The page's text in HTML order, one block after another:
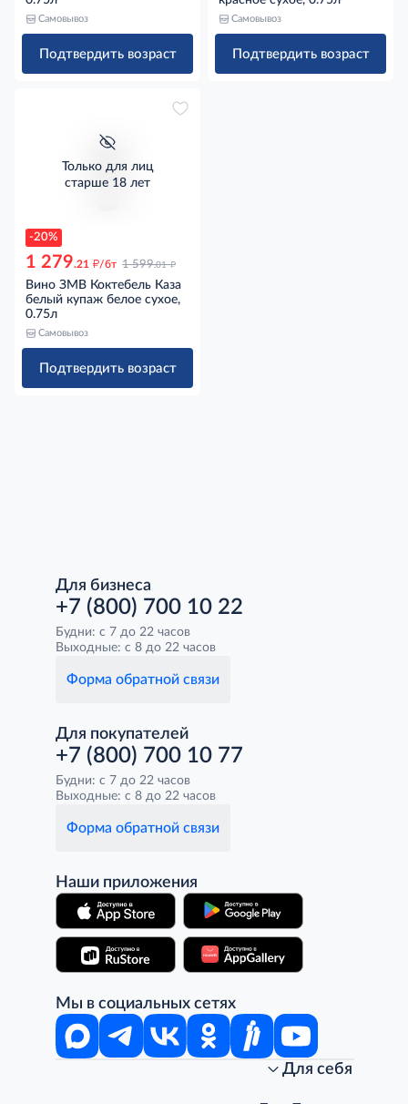
0.75л
Самовывоз
Подтвердить возраст
Самовывоз
Подтвердить возраст
-20%
Только для лиц
старше 18 лет
1 279.21 д/бт 1 599.01 д
Вино ЗМВ Коктебель Каза
белый купаж белое сухое,
0.75л
Самовывоз
Подтвердить возраст
Для бизнеса
+7 (800) 700 10 22
Будни: с 7 до 22 часов
Выходные: с 8 до 22 часов
Форма обратной связи
Для покупателей
+7 (800) 700 10 77
Будни: с 7 до 22 часов
Выходные: с 8 до 22 часов
Форма обратной связи
Наши приложения
Мы в социальных сетях
Для себя